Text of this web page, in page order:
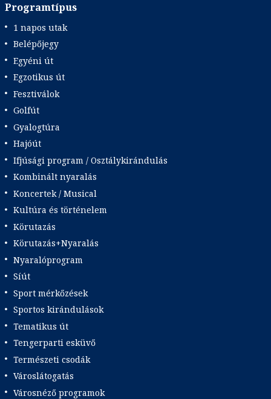
Programtípus
1 napos utak
Belépőjegy
Egyéni út
Egzotikus út
Fesztiválok
Golfút
Gyalogtúra
Hajóút
Ifjúsági program / Osztálykirándulás
Kombinált nyaralás
Koncertek / Musical
Kultúra és történelem
Körutazás
Körutazás+Nyaralás
Nyaralóprogram
Síút
Sport mérkőzések
Sportos kirándulások
Tematikus út
Tengerparti esküvő
Természeti csodák
Városlátogatás
Városnéző programok